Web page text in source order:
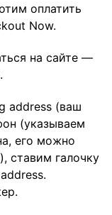
оплатить
Now.
на сайте —
address (ваш
(указываем
его можно
ставим галочку